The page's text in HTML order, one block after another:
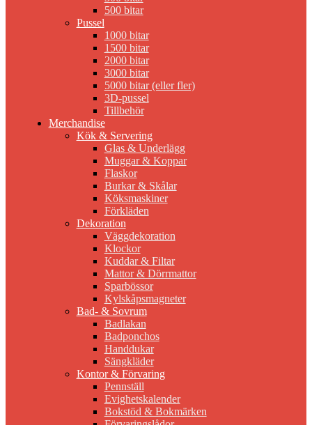
500 bitar
Pussel
1000 bitar
1500 bitar
2000 bitar
3000 bitar
5000 bitar (eller fler)
3D-pussel
Tillbehör
Merchandise
Kök & Servering
Glas & Underlägg
Muggar & Koppar
Flaskor
Burkar & Skålar
Köksmaskiner
Förkläden
Dekoration
Väggdekoration
Klockor
Kuddar & Filtar
Mattor & Dörrmattor
Sparbössor
Kylskåpsmagneter
Bad- & Sovrum
Badlakan
Badponchos
Handdukar
Sängkläder
Kontor & Förvaring
Pennställ
Evighetskalender
Bokstöd & Bokmärken